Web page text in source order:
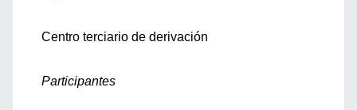
Centro terciario de derivación
Participantes